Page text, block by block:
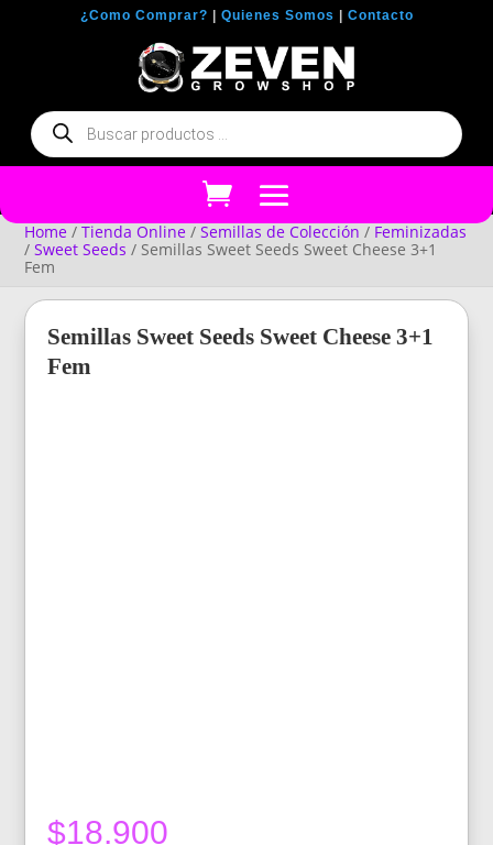
¿Como Comprar? Quienes Somos Contacto
Búsqueda
de
productos
Home /Tienda Online /Semillas de Colección / Feminizadas
/Sweet Seeds / Semillas Sweet Seeds Sweet Cheese 3+1
Fem
Semillas Sweet Seeds Sweet Cheese 3+1
Fem
$18.900